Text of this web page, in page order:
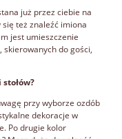
już przez ciebie na
też znaleźć imiona
jest umieszczenie
do gości,
przy wyborze ozdób
dekoracje w
Po drugie kolor